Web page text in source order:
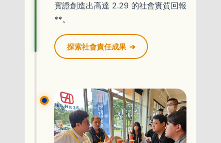
實證創造出高達 2.29 的社會實質回報
**。
探索社會責任成果 ➔